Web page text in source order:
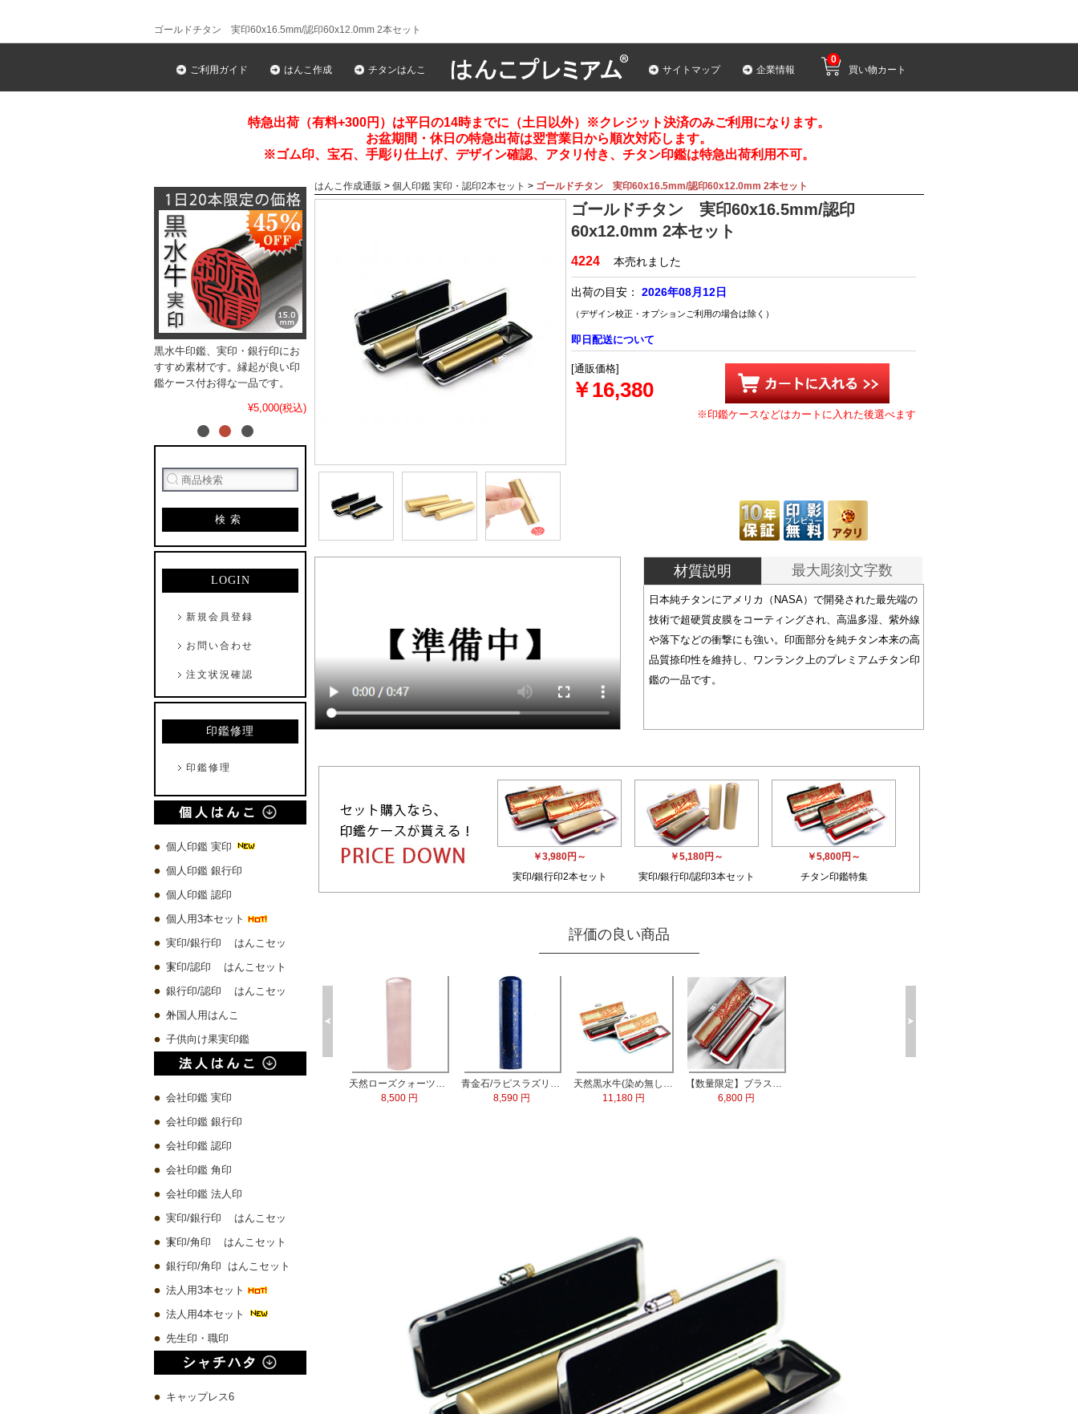
ゴールドチタン 実印60x16.5mm/認印60x12.0mm 2本セット
ご利用ガイド はんこ作成 チタンはんこ サイトマップ 企業情報 買い物カート
0
特急出荷（有料+300円）は平日の14時までに（土日以外）※クレジット決済のみご利用になります。
お盆期間・休日の特急出荷は翌営業日から順次対応します。
※ゴム印、宝石、手彫り仕上げ、デザイン確認、アタリ付き、チタン印鑑は特急出荷利用不可。
黒水牛印鑑、実印・銀行印にお
すすめ素材です。縁起が良い印
鑑ケース付お得な一品です。
¥5,000(税込)
検索
LOGIN
新規会員登録
お問い合わせ
注文状況確認
印鑑修理
印鑑修理
個人印鑑 実印
個人印鑑 銀行印
個人印鑑 認印
個人用3本セット
実印/銀行印 はんこセッ
ト
実印/認印 はんこセット
銀行印/認印 はんこセッ
ト
外国人用はんこ
子供向け果実印鑑
会社印鑑 実印
会社印鑑 銀行印
会社印鑑 認印
会社印鑑 角印
会社印鑑 法人印
実印/銀行印 はんこセッ
ト
実印/角印 はんこセット
銀行印/角印 はんこセット
法人用3本セット
法人用4本セット
先生印・職印
キャップレス6
はんこ作成通販 > 個人印鑑 実印・認印2本セット > ゴールドチタン 実印60x16.5mm/認印60x12.0mm 2本セット
ゴールドチタン 実印60x16.5mm/認印
60x12.0mm 2本セット
4224 本売れました
出荷の目安： 2026年08月12日
（デザイン校正・オプションご利用の場合は除く）
即日配送について
[通販価格]
￥16,380
※印鑑ケースなどはカートに入れた後選べます
材質説明 最大彫刻文字数
日本純チタンにアメリカ（NASA）で開発された最先端の
技術で超硬質皮膜をコーティングされ、高温多湿、紫外線
や落下などの衝撃にも強い。印面部分を純チタン本来の高
品質捺印性を維持し、ワンランク上のプレミアムチタン印
鑑の一品です。
￥3,980円～
実印/銀行印2本セット
￥5,180円～
実印/銀行印/認印3本セット
￥5,800円～
チタン印鑑特集
評価の良い商品
4,500 円
天然ローズクォーツ水晶 実印13.5mm
8,500 円
青金石/ラピスラズリ 実印60x15.0mm
8,590 円
天然黒水牛(染め無し) 実印60x16.5mm/銀行印60x13.5mm 2本セット
11,180 円
【数量限定】ブラストチタン印鑑 印鑑ケース付
6,800 円